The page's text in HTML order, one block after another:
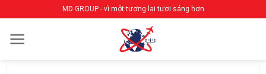
qua
nội
MD GROUP - vì một tương lai tươi sáng hơn